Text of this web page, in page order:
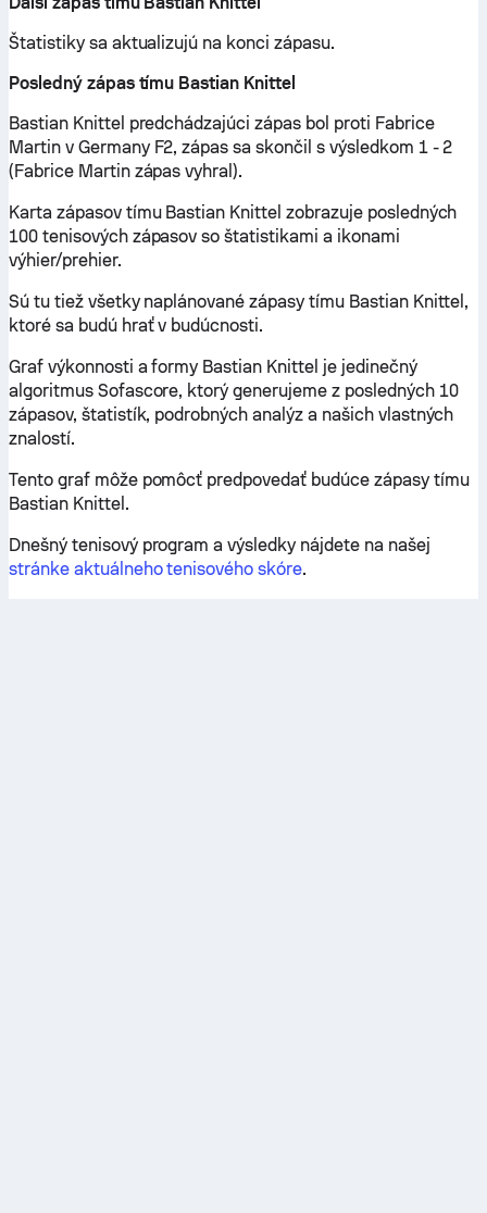
Štatistiky sa aktualizujú na konci zápasu.
Posledný zápas tímu Bastian Knittel
Bastian Knittel predchádzajúci zápas bol proti Fabrice
Martin v Germany F2, zápas sa skončil s výsledkom 1 - 2
(Fabrice Martin zápas vyhral).
Karta zápasov tímu Bastian Knittel zobrazuje posledných
100 tenisových zápasov so štatistikami a ikonami
výhier/prehier.
Sú tu tiež všetky naplánované zápasy tímu Bastian Knittel,
ktoré sa budú hrať v budúcnosti.
Graf výkonnosti a formy Bastian Knittel je jedinečný
algoritmus Sofascore, ktorý generujeme z posledných 10
zápasov, štatistík, podrobných analýz a našich vlastných
znalostí.
Tento graf môže pomôcť predpovedať budúce zápasy tímu
Bastian Knittel.
Dnešný tenisový program a výsledky nájdete na našej
stránke aktuálneho tenisového skóre.